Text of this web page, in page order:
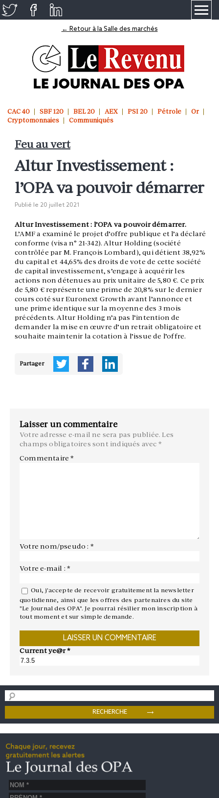
← Retour à la Salle des marchés
CAC 40 SBF 120 BEL 20 AEX PSI 20 Pétrole
Or
Cryptomonnaies
Communiqués
Feu au vert
Altur Investissement :
l’OPA va pouvoir démarrer
Publié le 20 juillet 2021
Altur Investissement : l’OPA va pouvoir démarrer.
L’AMF a examiné le projet d’offre publique et l’a déclaré
conforme (visa n° 21-342). Altur Holding (société
contrôlée par M. François Lombard), qui détient 38,92%
du capital et 44,65% des droits de vote de cette société
de capital investissement, s’engage à acquérir les
actions non détenues au prix unitaire de 5,80 €. Ce prix
de 5,80 € représente une prime de 20,8% sur le dernier
cours coté sur Euronext Growth avant l’annonce et
une prime identique sur la moyenne des 3 mois
précédents. Altur Holding n’a pas l’intention de
demander la mise en œuvre d’un retrait obligatoire et
souhaite maintenir la cotation à l’issue de l’offre.
Partager
Laisser un commentaire
Votre adresse e-mail ne sera pas publiée. Les
champs obligatoires sont indiqués avec *
Commentaire*
Votre nom/pseudo : *
Votre e-mail : *
Oui, j'accepte de recevoir gratuitement la newsletter
quotidienne, ainsi que les offres des partenaires du site
"Le Journal des OPA". Je pourrai résilier mon inscription à
tout moment et sur simple demande.
Current ye@r*